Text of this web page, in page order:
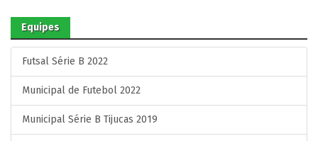
Equipes
Futsal Série B 2022
Municipal de Futebol 2022
Municipal Série B Tijucas 2019